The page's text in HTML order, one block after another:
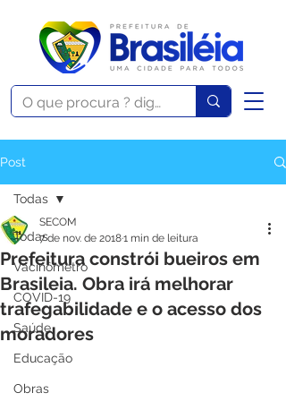
Post
Todas
Vacinômetro
COVID-19
Saúde
Educação
Obras
Todas
Prefeitura constrói bueiros em
Brasileia. Obra irá melhorar
trafegabilidade e o acesso dos
moradores
SECOM
7 de nov. de 20181 min de leitura